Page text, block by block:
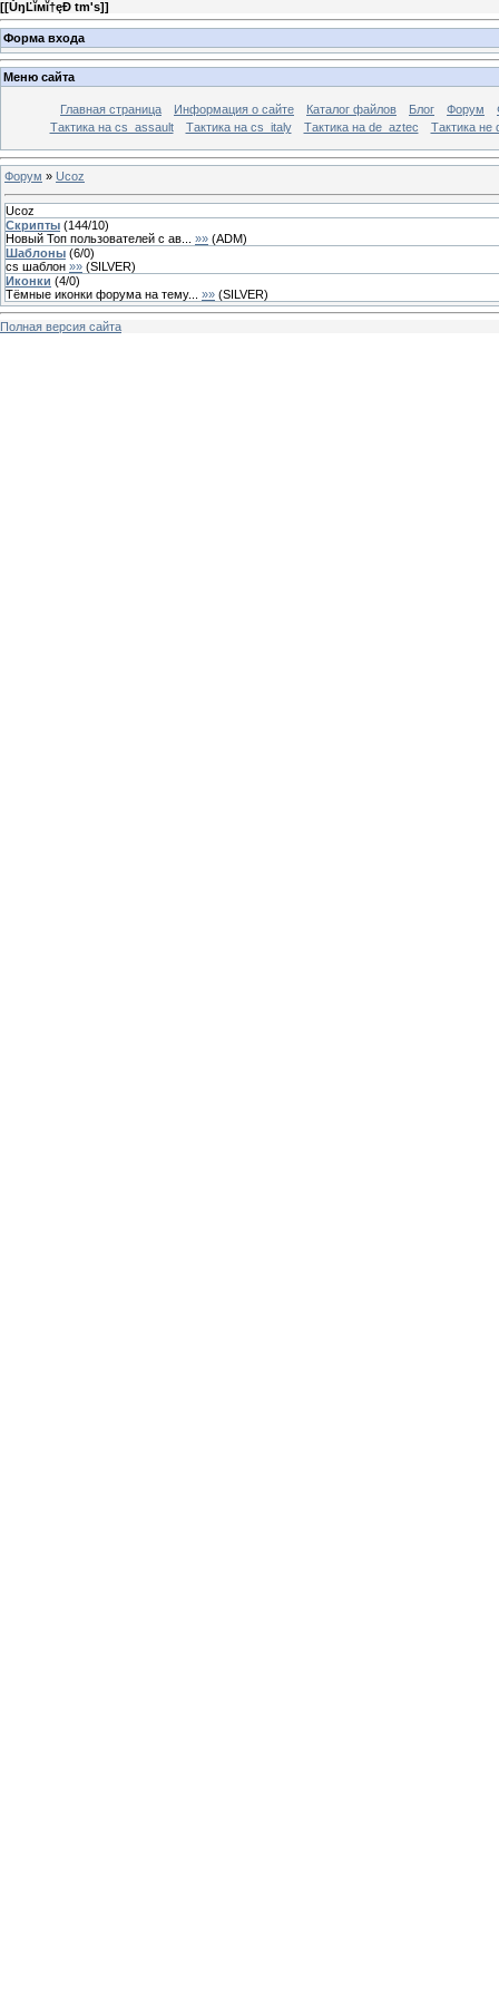
[[ŮŋĽĭмĭ†ęÐ tm's]]
Форма входа
Меню сайта
Главная страница Информация о сайте Каталог файлов Блог Форум
Тактика на сs_assault
Тактика на cs_italy Тактика на de_aztec Тактика не
Форум » Ucoz
Ucoz
Скрипты (144/10)
Новый Топ пользователей с ав...
»» (ADM)
Шаблоны (6/0)
cs шаблон »» (SILVER)
Иконки (4/0)
Тёмные иконки форума на тему...
»» (SILVER)
Полная версия сайта